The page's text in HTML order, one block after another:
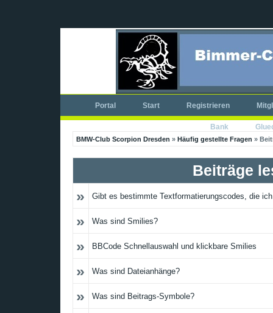
Portal Start Registrieren
Bank
BMW-Club Scorpion Dresden » Häufig gestellte Fragen »
Beiträge
»
Gibt es bestimmte Textformatierungscodes, die
» Was sind Smilies?
» BBCode Schnellauswahl und klickbare Smilies
» Was sind Dateianhänge?
» Was sind Beitrags-Symbole?